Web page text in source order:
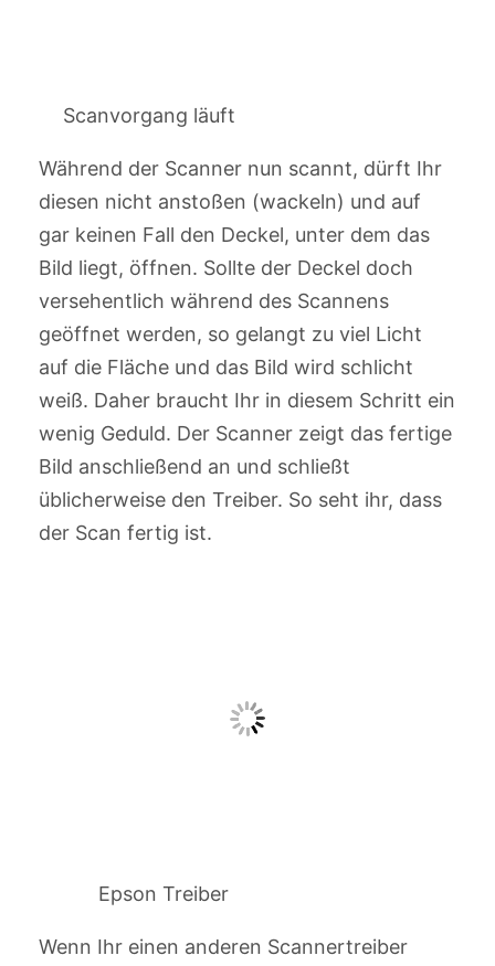
Scanvorgang läuft
Während der Scanner nun scannt, dürft Ihr
diesen nicht anstoßen (wackeln) und auf
gar keinen Fall den Deckel, unter dem das
Bild liegt, öffnen. Sollte der Deckel doch
versehentlich während des Scannens
geöffnet werden, so gelangt zu viel Licht
auf die Fläche und das Bild wird schlicht
weiß. Daher braucht Ihr in diesem Schritt ein
wenig Geduld. Der Scanner zeigt das fertige
Bild anschließend an und schließt
üblicherweise den Treiber. So seht ihr, dass
der Scan fertig ist.
Epson Treiber
Wenn Ihr einen anderen Scannertreiber